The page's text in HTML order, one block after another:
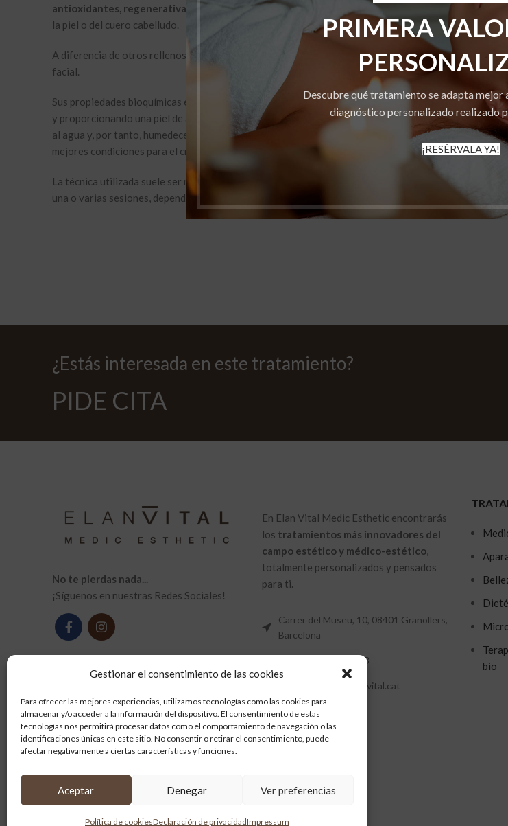
PRIMERA
Descubre qué tratamiento se adapta mejor
diagnóstico personalizado realizado
¡RESÉRVALA YA!
Gestionar el consentimiento de las cookies
Para ofrecer las mejores experiencias, utilizamos tecnologías como las cookies para
almacenar y/o acceder a la información del dispositivo. El consentimiento de estas
tecnologías nos permitirá procesar datos como el comportamiento de navegación o las
identificaciones únicas en este sitio. No consentir o retirar el consentimiento, puede
afectar negativamente a ciertas características y funciones.
Aceptar Denegar Ver preferencias
Política de cookiesDeclaración de privacidadImpressum
antioxidantes, regenerativas e hidratantes, actuando sobre fibroblastos, elastina, colágeno y la
la piel o del cuero cabelludo.
A diferencia de otros rellenos dérmicos, los polinucleótidos no aportan volumen, no moldean ni
facial.
Sus propiedades bioquímicas especiales mejoran la elasticidad de la piel combatiendo así el proceso
y proporcionando una piel de aspecto más sano y terso. Esto ocurre gracias a la acción específica
al agua y, por tanto, humedecer la piel. Además, tienen un efecto antioxidante. Gracias a estas dos
mejores condiciones para el crecimiento de los fibroblastos, lo que resulta en una mayor elasticidad
La técnica utilizada suele ser mediante microinyecciones (técnica de nappage o retrotrazado) con
una o varias sesiones, dependiendo del protocolo personalizado establecido por el profesional
¿Estás interesada en este tratamiento?
PIDE CITA
No te pierdas nada...
¡Síguenos en nuestras Redes Sociales!
En Elan Vital Medic Esthetic encontrarás
los tratamientos más innovadores del
campo estético y médico-estético,
totalmente personalizados y pensados ​​
para ti.
Carrer del Museu, 10, 08401 Granollers,
Barcelona
Tel: +34 627 262 273
Email: elanvital@elanvital.cat
bio